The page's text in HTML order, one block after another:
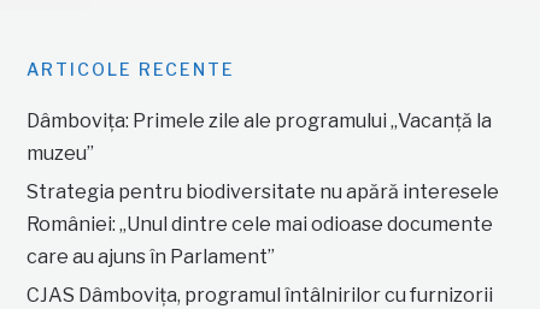
ARTICOLE RECENTE
Dâmbovița: Primele zile ale programului „Vacanță la
muzeu”
Strategia pentru biodiversitate nu apără interesele
României: „Unul dintre cele mai odioase documente
care au ajuns în Parlament”
CJAS Dâmbovița, programul întâlnirilor cu furnizorii